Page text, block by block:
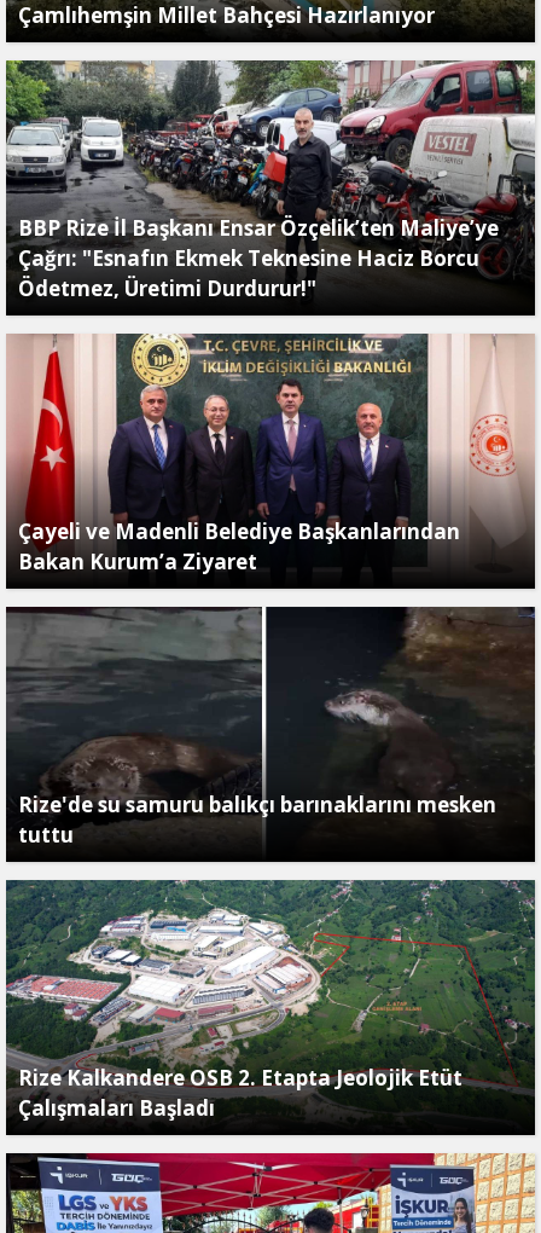
Çamlıhemşin Millet Bahçesi Hazırlanıyor
BBP Rize İl Başkanı Ensar Özçelik’ten Maliye’ye
Çağrı: "Esnafın Ekmek Teknesine Haciz Borcu
Ödetmez, Üretimi Durdurur!"
Çayeli ve Madenli Belediye Başkanlarından
Bakan Kurum’a Ziyaret
Rize'de su samuru balıkçı barınaklarını mesken
tuttu
Rize Kalkandere OSB 2. Etapta Jeolojik Etüt
Çalışmaları Başladı